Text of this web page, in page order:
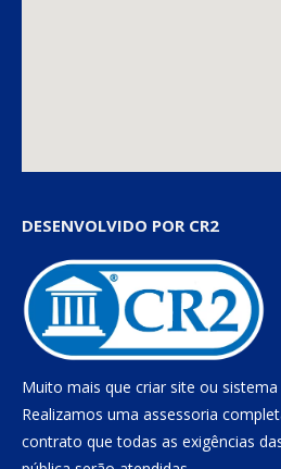
DESENVOLVIDO POR CR2
Muito mais que criar site ou
Realizamos uma assessoria
contrato que todas as exigências